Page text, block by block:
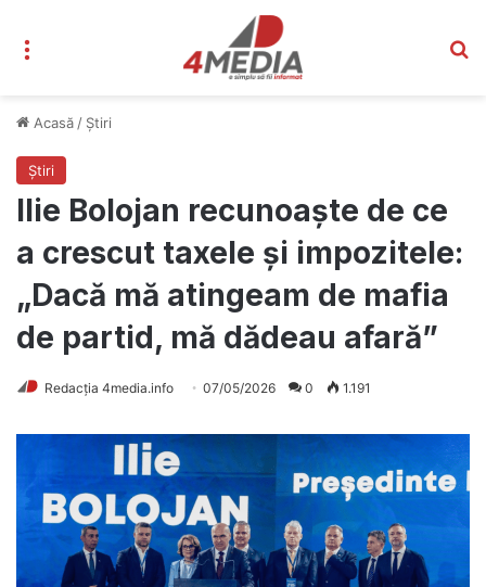
Acasă / Știri
Știri
Ilie Bolojan recunoaște de ce
a crescut taxele și impozitele:
„Dacă mă atingeam de mafia
de partid, mă dădeau afară”
Redacția 4media.info 07/05/2026 0 1.191